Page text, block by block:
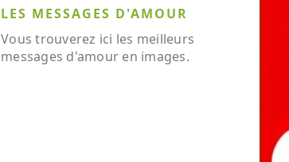
LES MESSAGES D'AMOUR
Vous trouverez ici les meilleurs
messages d'amour en images.